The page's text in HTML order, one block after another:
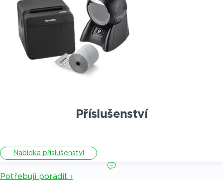
Příslušenství
Nabídka příslušenství
Potřebuji poradit ›